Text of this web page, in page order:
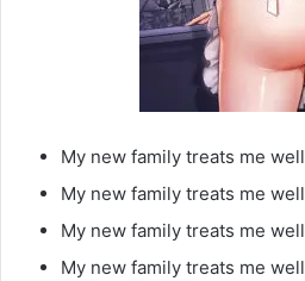
My new family treats me well
My new family treats me well
My new family treats me well
My new family treats me well